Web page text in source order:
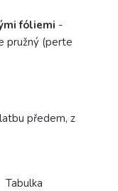
fóliemi -
pružný (perte
předem, z